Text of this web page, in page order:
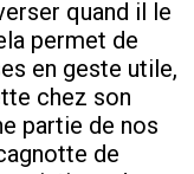
quand il le
permet de
en geste utile,
chez son
partie de nos
de